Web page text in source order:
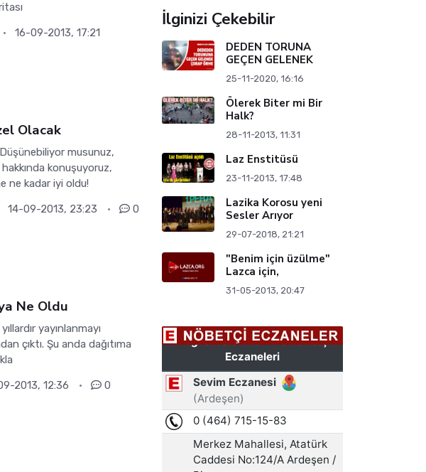
16-09-2013, 17:21
Olacak
musunuz,
konuşuyoruz,
ne kadar iyi oldu!
14-09-2013, 23:23 0
Ne Oldu
yayınlanmayı
çıktı. Şu anda dağıtıma
2013, 12:36 0
İlginizi Çekebilir
DEDEN TORUNA
GEÇEN GELENEK
25-11-2020, 16:16
Ölerek Biter mi Bir
Halk?
28-11-2013, 11:31
Laz Enstitüsü
23-11-2013, 17:48
Lazika Korosu yeni
Sesler Arıyor
29-07-2018, 21:21
"Benim için üzülme"
Lazca için,
31-05-2013, 20:47